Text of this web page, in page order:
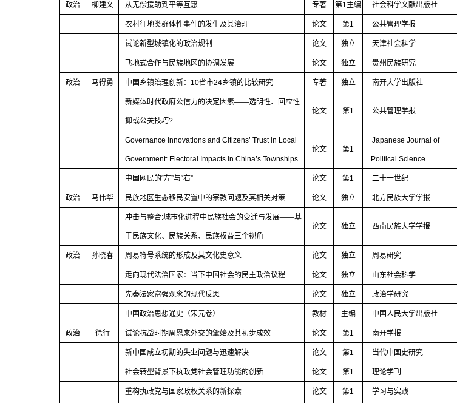
政治 柳建文 从无偿援助到平等互惠 专著 第1主编 社会科学文献出版社
农村征地类群体性事件的发生及其治理 论文 第1 公共管理学报
试论新型城镇化的政治规制 论文 独立 天津社会科学
飞地式合作与民族地区的协调发展 论文 独立 贵州民族研究
政治 马得勇 中国乡镇治理创新： 10省市24乡镇的比较研究 专著 独立 南开大学出版社
新媒体时代政府公信力的决定因素——透明性、回应性
抑或公关技巧?
论文 第1 公共管理学报
Governance Innovations and Citizens’ Trust in Local
Government: Electoral Impacts in China’s Townships
论文 第1
Japanese Journal of
Political Science
中国网民的“左”与“右” 论文 第1 二十一世纪
政治 马伟华 民族地区生态移民安置中的宗教问题及其相关对策 论文 独立 北方民族大学学报
冲击与整合:城市化进程中民族社会的变迁与发展——基
于民族文化、民族关系、民族权益三个视角
论文 独立 西南民族大学学报
政治 孙晓春 周易符号系统的形成及其文化史意义 论文 独立 周易研究
走向现代法治国家：当下中国社会的民主政治议程 论文 独立 山东社会科学
先秦法家富强观念的现代反思 论文 独立 政治学研究
中国政治思想通史（宋元卷） 教材 主编 中国人民大学出版社
政治 徐行 试论抗战时期周恩来外交的肇始及其初步成效 论文 第1 南开学报
新中国成立初期的失业问题与迅速解决 论文 第1 当代中国史研究
社会转型背景下执政党社会管理功能的创新 论文 第1 理论学刊
重构执政党与国家政权关系的新探索 论文 第1 学习与实践